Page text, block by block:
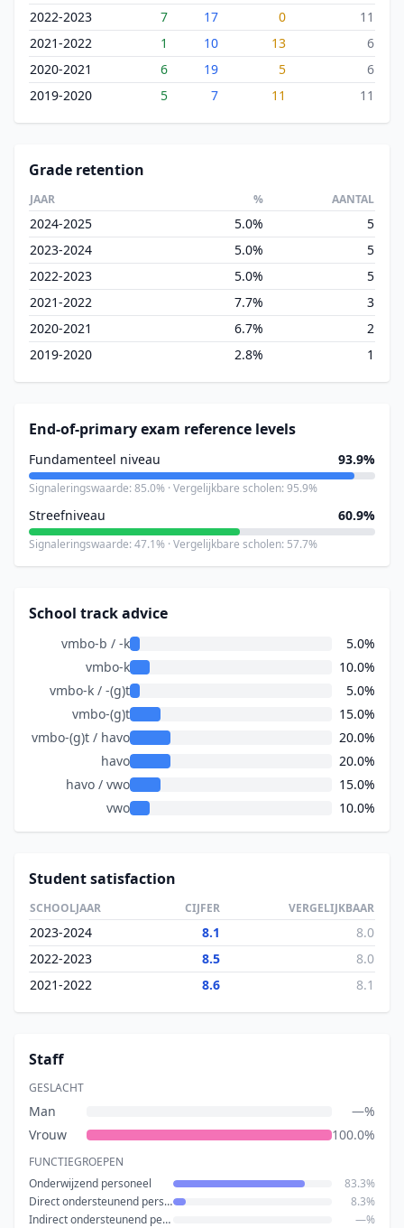
2022-2023
7 17 0
11
2021-2022
1 10 13
6
2020-2021
6 19 5
6
2019-2020
5 7 11 11
Grade retention
JAAR % AANTAL
2024-2025 5.0%
5
2023-2024
5.0%
5
2022-2023
5.0%
5
2021-2022
7.7%
3
2020-2021
6.7%
2
2019-2020
2.8% 1
End-of-primary exam reference levels
Fundamenteel niveau 93.9%
Signaleringswaarde: 85.0% · Vergelijkbare scholen: 95.9%
Streefniveau 60.9%
Signaleringswaarde: 47.1% · Vergelijkbare scholen: 57.7%
School track advice
vmbo-b / -k
5.0%
vmbo-k
10.0%
vmbo-k / -(g)t
5.0%
vmbo-(g)t
15.0%
vmbo-(g)t / havo
20.0%
havo
20.0%
havo / vwo
15.0%
vwo
10.0%
Student satisfaction
SCHOOLJAAR CIJFER VERGELIJKBAAR
2023-2024 8.1
8.0
2022-2023
8.5
8.0
2021-2022
8.6 8.1
Staff
GESLACHT
Man
—%
Vrouw
100.0%
FUNCTIEGROEPEN
Onderwijzend personeel
83.3%
Direct ondersteunend personeel
8.3%
Indirect ondersteunend personeel
—%